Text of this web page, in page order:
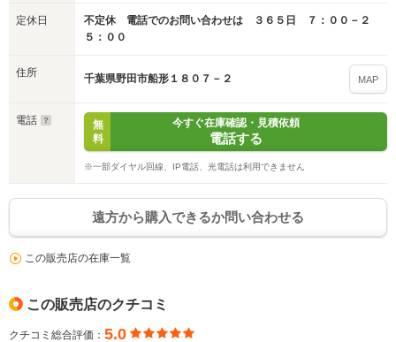
定休日
不定休 電話でのお問い合わせは ３６５日 ７：００－２
５：００
住所 千葉県野田市船形１８０７－２ MAP
電話
無
料
今すぐ在庫確認・見積依頼
電話する
※一部ダイヤル回線、IP電話、光電話は利用できません
遠方から購入できるか問い合わせる
この販売店の在庫一覧
この販売店のクチコミ
クチコミ総合評価： 5.0